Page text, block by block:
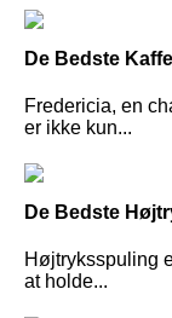
De Bedste
Fredericia, en
er ikke kun...
De Bedste
Højtryksspuling
at holde...